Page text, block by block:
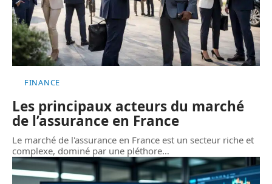
FINANCE
Les principaux acteurs du marché
de l’assurance en France
Le marché de l'assurance en France est un secteur riche et
complexe, dominé par une pléthore…